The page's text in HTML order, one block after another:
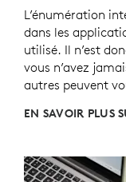
L’énumération
dans les
utilisé. Il n’est
vous n’avez
autres peuvent
EN SAVOIR PLUS